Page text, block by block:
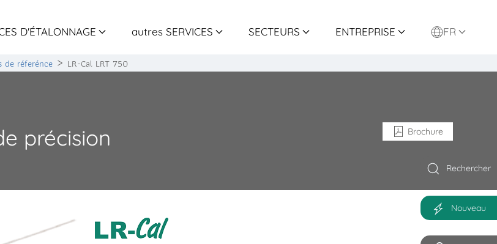
D'ÉTALONNAGE autres SERVICES SECTEURS ENTREPRISE FR
de réferénce LR-Cal LRT 750
précision
Brochure
Rechercher
Nouveau